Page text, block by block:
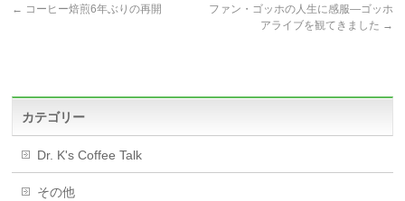
← コーヒー焙煎6年ぶりの再開
ファン・ゴッホの人生に感服―ゴッホ
アライブを観てきました →
カテゴリー
Dr. K's Coffee Talk
その他